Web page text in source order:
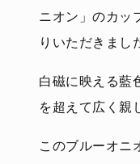
ニオン」のカッ
りいただきまし
白磁に映える藍
を超えて広く親
このブルーオニ